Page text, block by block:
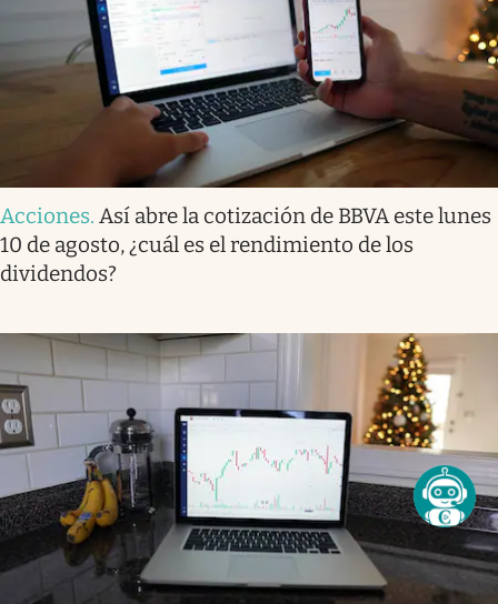
Acciones. Así abre la cotización de BBVA este lunes
10 de agosto, ¿cuál es el rendimiento de los
dividendos?